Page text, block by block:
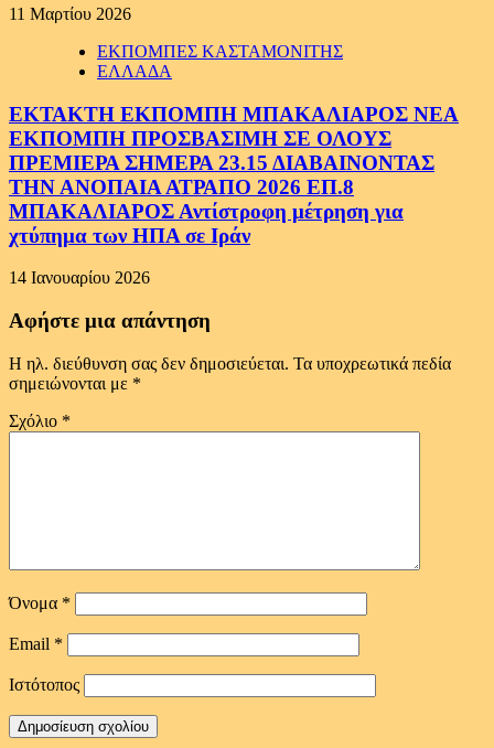
11 Μαρτίου 2026
ΕΚΠΟΜΠΕΣ ΚΑΣΤΑΜΟΝΙΤΗΣ
ΕΛΛΑΔΑ
ΕΚΤΑΚΤΗ ΕΚΠΟΜΠΗ ΜΠΑΚΑΛΙΑΡΟΣ ΝΕΑ
ΕΚΠΟΜΠΗ ΠΡΟΣΒΑΣΙΜΗ ΣΕ ΟΛΟΥΣ
ΠΡΕΜΙΕΡΑ ΣΗΜΕΡΑ 23.15 ΔΙΑΒΑΙΝΟΝΤΑΣ
ΤΗΝ ΑΝΟΠΑΙΑ ΑΤΡΑΠΟ 2026 ΕΠ.8
ΜΠΑΚΑΛΙΑΡΟΣ Αντίστροφη μέτρηση για
χτύπημα των ΗΠΑ σε Ιράν
14 Ιανουαρίου 2026
Αφήστε μια απάντηση
Η ηλ. διεύθυνση σας δεν δημοσιεύεται. Τα υποχρεωτικά πεδία
σημειώνονται με *
Σχόλιο *
Όνομα *
Email *
Ιστότοπος